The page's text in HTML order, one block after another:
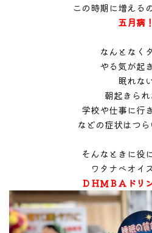
この時期に増える
五月病！
なんとなく
やる気が起
眠れな
朝起きられ
学校や仕事に行
などの症状はつら
そんなときに役
ワタナベオイ
ＤＨＭＢＡドリ